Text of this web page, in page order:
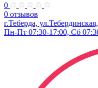
0
0 отзывов
г.Теберда,
Пн-Пт 07:30-17:00, Сб